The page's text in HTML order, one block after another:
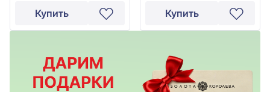
Купить Купить